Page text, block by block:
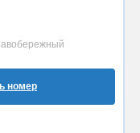
номер